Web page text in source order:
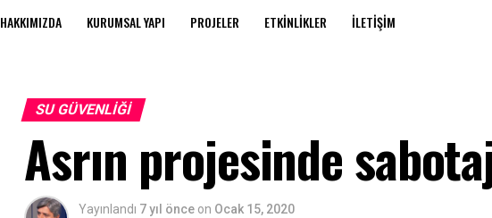
HAKKIMIZDA KURUMSAL YAPI PROJELER ETKINLIKLER İLETIŞIM
SU GÜVENLIĞI
Asrın projesinde
Yayınlandı 7 yıl önce on Ocak 15, 2020